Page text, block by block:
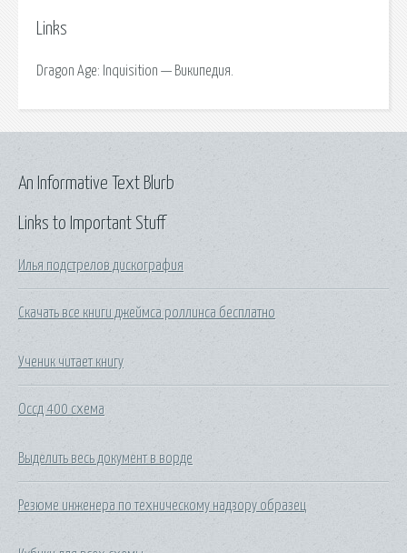
Links
Dragon Age: Inquisition — Википедия.
Links to Important Stuff
Илья подстрелов дискография
Скачать все книги джеймса роллинса бесплатно
Ученик читает книгу
Оссд 400 схема
Выделить весь документ в ворде
Резюме инженера по техническому надзору образец
An Informative Text Blurb